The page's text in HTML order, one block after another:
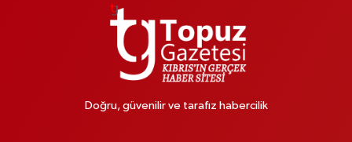
Doğru, güvenilir ve tarafız habercilik